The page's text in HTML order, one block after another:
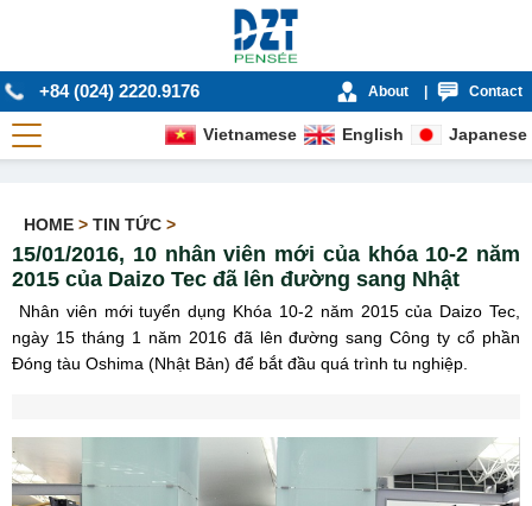
+84 (024) 2220.9176 About Contact
Vietnamese English Japanese
HOME > TIN TỨC >
15/01/2016, 10 nhân viên mới của khóa 10-2 năm
2015 của Daizo Tec đã lên đường sang Nhật
Nhân viên mới tuyển dụng Khóa 10-2 năm 2015 của Daizo Tec,
ngày 15tháng 1 năm 2016 đã lên đường sang Công ty cổ phần
Đóng tàu Oshima (Nhật Bản) để bắt đầu quá trình tu nghiệp.